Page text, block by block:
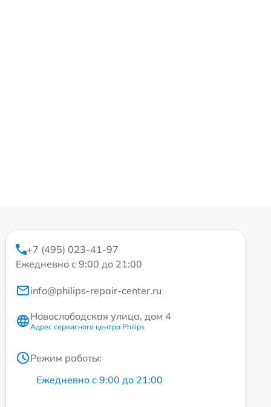
+7 (495) 023-41-97
Ежедневно с 9:00 до 21:00
info@philips-repair-center.ru
Новослободская улица, дом 4
Адрес сервисного центра Philips
Режим работы:
Ежедневно с 9:00 до 21:00